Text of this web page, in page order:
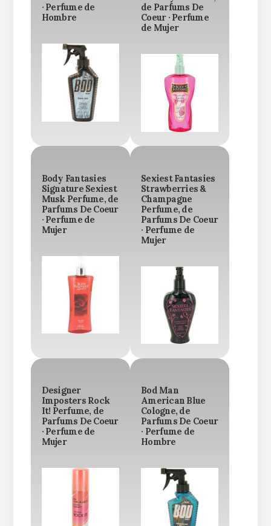
· Perfume de
Hombre
de Parfums De
Coeur · Perfume
de Mujer
Body Fantasies
Signature Sexiest
Musk Perfume, de
Parfums De Coeur
· Perfume de
Mujer
Sexiest Fantasies
Strawberries &
Champagne
Perfume, de
Parfums De Coeur
· Perfume de
Mujer
Designer
Imposters Rock
It! Perfume, de
Parfums De Coeur
· Perfume de
Mujer
Bod Man
American Blue
Cologne, de
Parfums De Coeur
· Perfume de
Hombre